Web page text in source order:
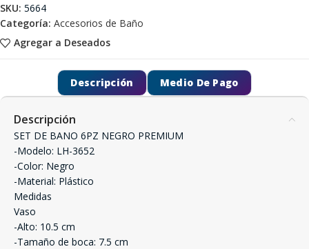
Agregar a Deseados
SKU: 5664
Categoría: Accesorios de Baño
Descripción Medio De Pago
Descripción
SET DE BANO 6PZ NEGRO PREMIUM
-Modelo: LH-3652
-Color: Negro
-Material: Plástico
Medidas
Vaso
-Alto: 10.5 cm
-Tamaño de boca: 7.5 cm